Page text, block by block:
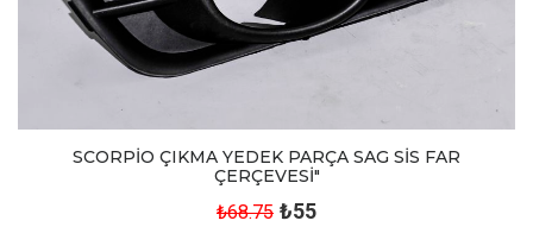
SCORPİO ÇIKMA YEDEK PARÇA SAG SİS FAR
ÇERÇEVESİ"
₺68.75 ₺55